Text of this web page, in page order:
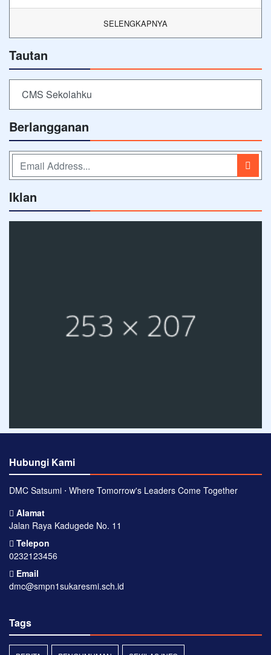
SELENGKAPNYA
Tautan
CMS Sekolahku
Berlangganan
Iklan
Hubungi Kami
DMC Satsumi ⋅ Where Tomorrow's Leaders Come Together
Alamat
Jalan Raya Kadugede No. 11
Telepon
0232123456
Email
dmc@smpn1sukaresmi.sch.id
Tags